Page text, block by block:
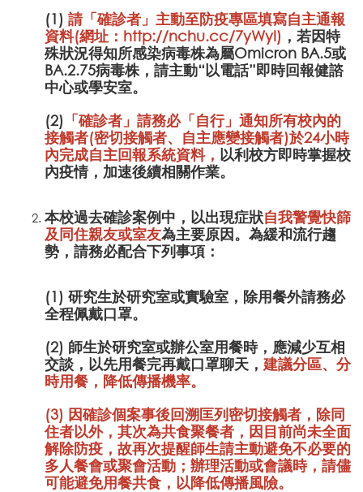
(1) 請「確診者」主動至防疫專區填寫自主通報
資料(網址： http://nchu.cc/7yWyI) ，若因特
殊狀況得知所感染病毒株為屬Omicron BA.5或
BA.2.75病毒株，請主動“以電話”即時回報健諮
中心或學安室。
(2) 「確診者」請務必「自行」通知所有校內的
接觸者(密切接觸者、自主應變接觸者)於24小時
內完成自主回報系統資料， 以利校方即時掌握校
內疫情，加速後續相關作業。
本校過去確診案例中，以出現症狀自我警覺快篩
及同住親友或室友為主要原因。為緩和流行趨
勢，請務必配合下列事項：
(1) 研究生於研究室或實驗室，除用餐外請務必
全程佩戴口罩。
(2) 師生於研究室或辦公室用餐時，應減少互相
交談，以先用餐完再戴口罩聊天， 建議分區、分
時用餐，降低傳播機率。
(3) 因確診個案事後回溯匡列密切接觸者，除同
住者以外，其次為共食聚餐者，因目前尚未全面
解除防疫，故再次提醒師生請主動避免不必要的
多人餐會或聚會活動；辦理活動或會議時，請儘
可能避免用餐共食 ，以降低傳播風險。